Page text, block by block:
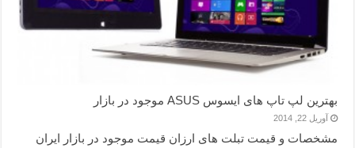
بهترین لپ تاپ های ایسوس ASUS موجود در بازار
آوریل 22, 2014
مشخصات و قیمت تبلت های ارزان قیمت موجود در بازار ایران